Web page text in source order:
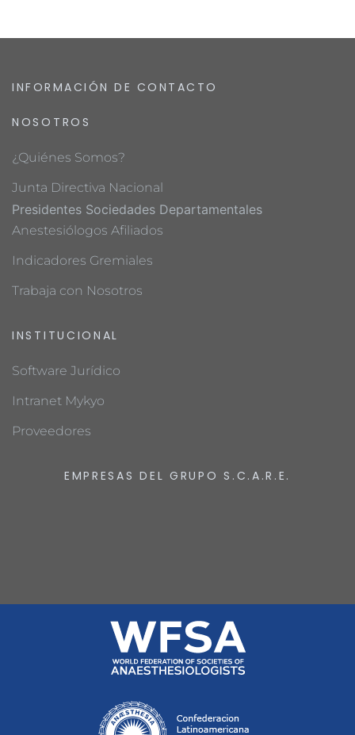
INFORMACIÓN DE CONTACTO
NOSOTROS
¿Quiénes Somos?
Junta Directiva Nacional
Presidentes Sociedades Departamentales
Anestesiólogos Afiliados
Indicadores Gremiales
Trabaja con Nosotros
INSTITUCIONAL
Software Jurídico
Intranet Mykyo
Proveedores
EMPRESAS DEL GRUPO S.C.A.R.E.